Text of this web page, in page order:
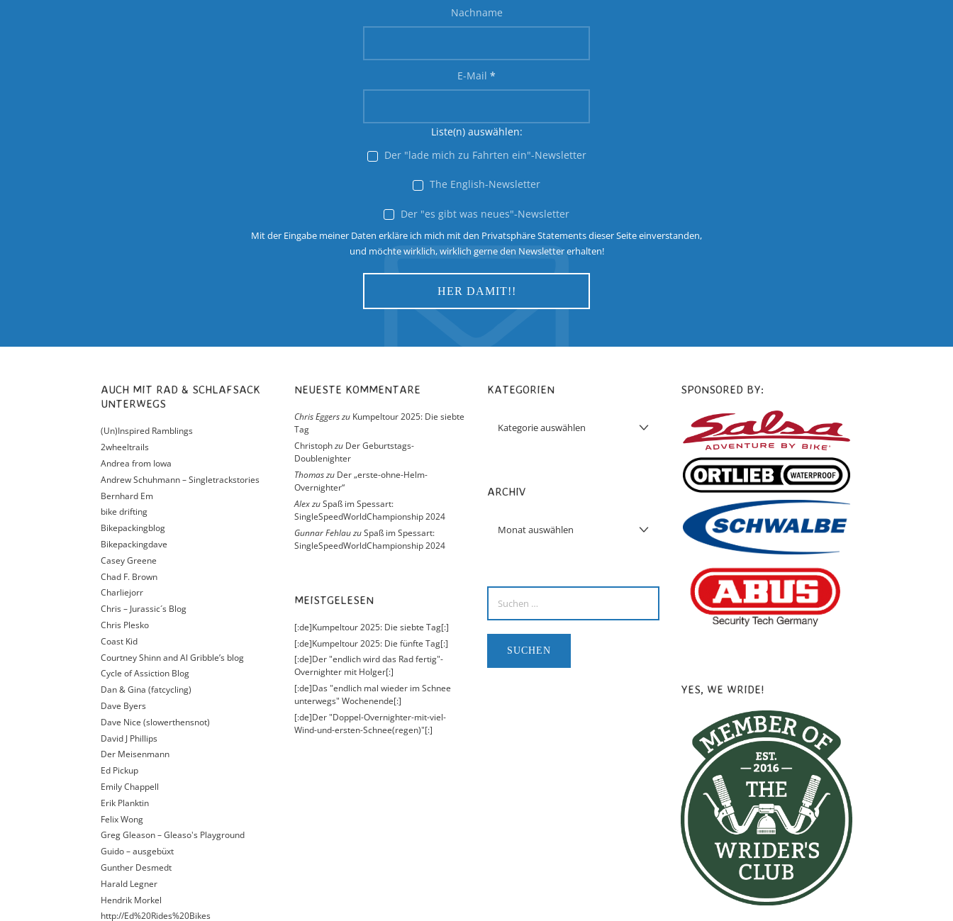
Nachname
E-Mail *
Liste(n) auswählen:
Der "lade mich zu Fahrten ein"-Newsletter
The English-Newsletter
Der "es gibt was neues"-Newsletter
Mit der Eingabe meiner Daten erkläre ich mich mit den Privatsphäre Statements dieser Seite einverstanden,
und möchte wirklich, wirklich gerne den Newsletter erhalten!
AUCH MIT RAD & SCHLAFSACK
UNTERWEGS
(Un)Inspired Ramblings
2wheeltrails
Andrea from Iowa
Andrew Schuhmann – Singletrackstories
Bernhard Em
bike drifting
Bikepackingblog
Bikepackingdave
Casey Greene
Chad F. Brown
Charliejorr
Chris – Jurassic´s Blog
Chris Plesko
Coast Kid
Courtney Shinn and Al Gribble’s blog
Cycle of Assiction Blog
Dan & Gina (fatcycling)
Dave Byers
Dave Nice (slowerthensnot)
David J Phillips
Der Meisenmann
Ed Pickup
Emily Chappell
Erik Planktin
Felix Wong
Greg Gleason – Gleaso's Playground
Guido – ausgebüxt
Gunther Desmedt
Harald Legner
Hendrik Morkel
http://Ed%20Rides%20Bikes
NEUESTE KOMMENTARE
Chris Eggerszu Kumpeltour 2025: Die siebte
Tag
Christophzu Der Geburtstags-
Doublenighter
Thomaszu Der „erste-ohne-Helm-
Overnighter“
AlexzuSpaß im Spessart:
SingleSpeedWorldChampionship 2024
Gunnar FehlauzuSpaß im Spessart:
SingleSpeedWorldChampionship 2024
MEISTGELESEN
[:de]Kumpeltour 2025: Die siebte Tag[:]
[:de]Kumpeltour 2025: Die fünfte Tag[:]
[:de]Der "endlich wird das Rad fertig"-
Overnighter mit Holger[:]
[:de]Das "endlich mal wieder im Schnee
unterwegs" Wochenende[:]
[:de]Der "Doppel-Overnighter-mit-viel-
Wind-und-ersten-Schnee(regen)"[:]
KATEGORIEN
ARCHIV
SPONSORED BY:
YES, WE WRIDE!